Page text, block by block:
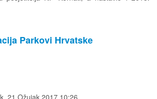
Parkovi Hrvatske
21 Ožujak 2017 10:26